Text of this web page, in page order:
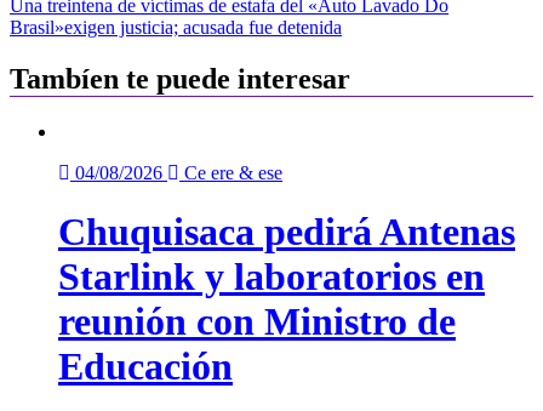
entradas
Una treintena de víctimas de estafa del «Auto Lavado Do
Brasil»exigen justicia; acusada fue detenida
Tambíen te puede interesar
04/08/2026 Ce ere & ese
Chuquisaca pedirá Antenas
Starlink y laboratorios en
reunión con Ministro de
Educación